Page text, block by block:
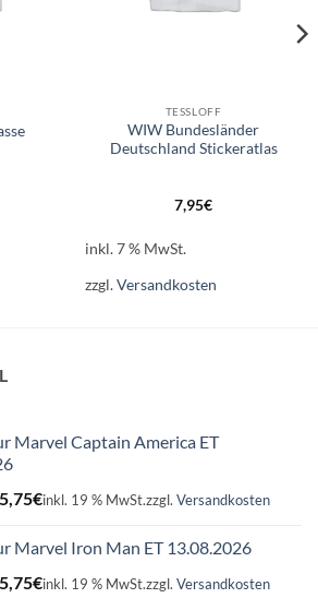
TESSLOFF
WIW Bundesländer
Deutschland Stickeratlas
7,95€
inkl. 7 % MwSt.
zzgl.Versandkosten
Marvel Captain America ET
€Aktueller
15,75€.
inkl. 19 % MwSt.zzgl. Versandkosten
Marvel Iron Man ET 13.08.2026
€Aktueller
inkl. 19 % MwSt.zzgl. Versandkosten